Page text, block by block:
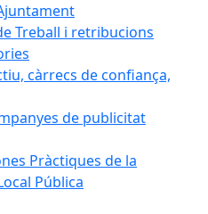
Treball i retribucions
càrrecs de confiança,
de publicitat
Pràctiques de la
Pública